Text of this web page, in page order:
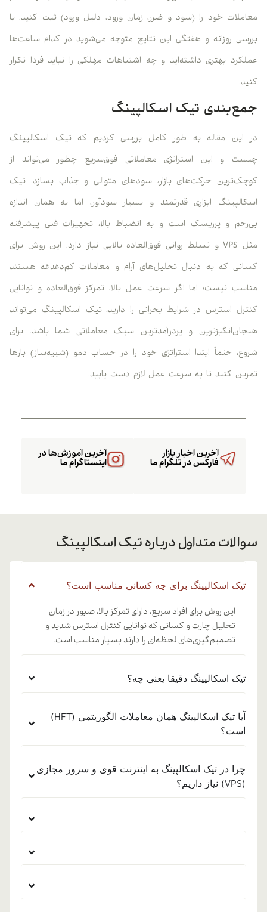
معاملات خود را (سود و ضرر، زمان ورود، دلیل ورود) ثبت کنید. با
بررسی روزانه و هفتگی این نتایج متوجه می‌شوید در کدام ساعت‌ها
عملکرد بهتری داشته‌اید و چه اشتباهات مهلکی را نباید فردا تکرار
کنید.
جمع‌بندی تیک اسکالپینگ
در این مقاله به طور کامل بررسی کردیم که تیک اسکالپینگ
چیست و این استراتژی معاملاتی فوق‌سریع چطور می‌تواند از
کوچک‌ترین حرکت‌های بازار، سودهای متوالی و جذاب بسازد. تیک
اسکالپینگ ابزاری قدرتمند و بسیار سودآور، اما به همان اندازه
بی‌رحم و پرریسک است و به انضباط بالا، تجهیزات فنی پیشرفته
مثل VPS و تسلط روانی فوق‌العاده بالایی نیاز دارد. این روش برای
کسانی که به دنبال تحلیل‌های آرام و معاملات کم‌دغدغه هستند
مناسب نیست؛ اما اگر سرعت عمل بالا، تمرکز فوق‌العاده و توانایی
کنترل استرس در شرایط بحرانی را دارید، تیک اسکالپینگ می‌تواند
هیجان‌انگیزترین و پردرآمدترین سبک معاملاتی شما باشد. برای
شروع، حتماً ابتدا استراتژی خود را در حساب دمو (شبیه‌ساز) بارها
تمرین کنید تا به سرعت عمل لازم دست یابید.
آخرین آموزش‌ها در
اینستاگرام ما
آخرین اخبار بازار
فارکس در تلگرام ما
سوالات متداول درباره تیک اسکالپینگ
تیک اسکالپینگ برای چه کسانی مناسب است؟
این روش برای افراد سریع، دارای تمرکز بالا، صبور در زمان
تحلیل چارت و کسانی که توانایی کنترل استرس شدید و
تصمیم‌گیری‌های لحظه‌ای را دارند بسیار مناسب است.
تیک اسکالپینگ دقیقا یعنی چه؟
آیا تیک اسکالپینگ همان معاملات الگوریتمی (HFT)
است؟
چرا در تیک اسکالپینگ به اینترنت قوی و سرور مجازی
(VPS) نیاز داریم؟